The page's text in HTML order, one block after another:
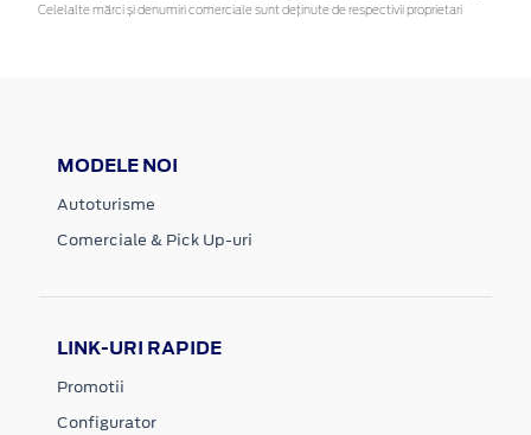
Celelalte mărci și denumiri comerciale sunt deținute de respectivii proprietari
MODELE NOI
Autoturisme
Comerciale & Pick Up-uri
LINK-URI RAPIDE
Promotii
Configurator